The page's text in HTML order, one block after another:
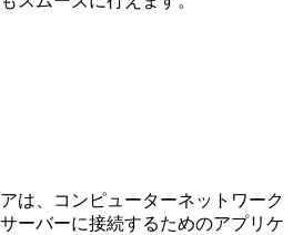
は、コンピューターネットワーク
ーバーに接続するためのアプリケ